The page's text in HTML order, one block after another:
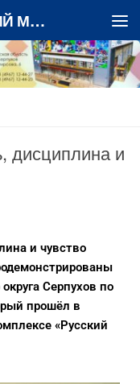
Спортивная школа «РУССКИЙ МЕДВЕДЬ»
дисциплина и
и чувство
Серпухов по
прошёл в
«Русский